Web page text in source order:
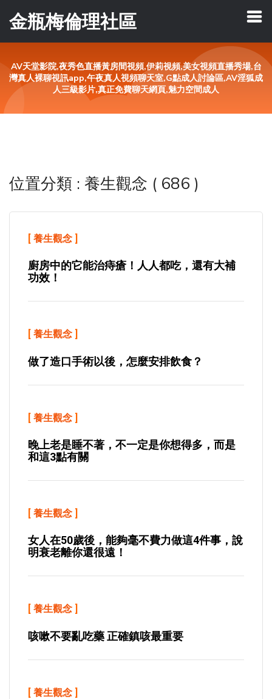
金瓶梅倫理社區
AV天堂影院,夜秀色直播黃房間視頻,伊莉視頻,美女視頻直播秀場,台
灣真人裸聊視訊app,午夜真人視頻聊天室,G點成人討論區,AV淫狐成
人三級影片,真正免費聊天網頁,魅力空間成人
位置分類 : 養生觀念 ( 686 )
[ 養生觀念 ]
廚房中的它能治痔瘡！人人都吃，還有大補
功效！
[ 養生觀念 ]
做了造口手術以後，怎麼安排飲食？
[ 養生觀念 ]
晚上老是睡不著，不一定是你想得多，而是
和這3點有關
[ 養生觀念 ]
女人在50歲後，能夠毫不費力做這4件事，說
明衰老離你還很遠！
[ 養生觀念 ]
咳嗽不要亂吃藥 正確鎮咳最重要
[ 養生觀念 ]